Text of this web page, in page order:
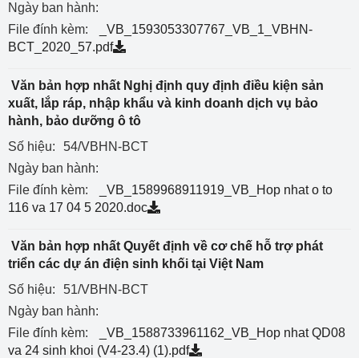
Ngày ban hành:
File đính kèm:
_VB_1593053307767_VB_1_VBHN-
BCT_2020_57.pdf
Văn bản hợp nhất Nghị định quy định điều kiện sản
xuất, lắp ráp, nhập khẩu và kinh doanh dịch vụ bảo
hành, bảo dưỡng ô tô
Số hiệu:
54/VBHN-BCT
Ngày ban hành:
File đính kèm:
_VB_1589968911919_VB_Hop nhat o to
116 va 17 04 5 2020.doc
Văn bản hợp nhất Quyết định về cơ chế hỗ trợ phát
triển các dự án điện sinh khối tại Việt Nam
Số hiệu:
51/VBHN-BCT
Ngày ban hành:
File đính kèm:
_VB_1588733961162_VB_Hop nhat QD08
va 24 sinh khoi (V4-23.4) (1).pdf